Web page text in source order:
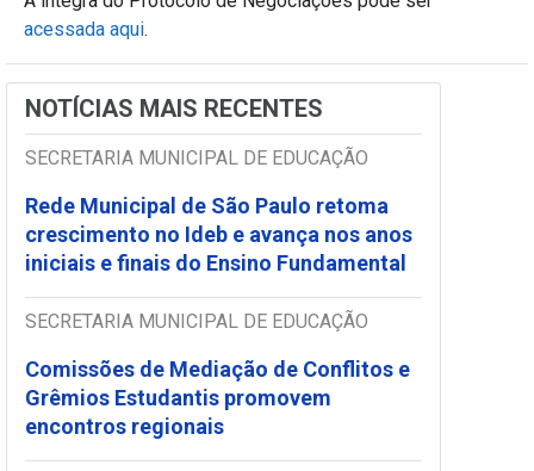
acessada aqui.
NOTÍCIAS MAIS RECENTES
SECRETARIA MUNICIPAL DE EDUCAÇÃO
Rede Municipal de São Paulo retoma
crescimento no Ideb e avança nos anos
iniciais e finais do Ensino Fundamental
SECRETARIA MUNICIPAL DE EDUCAÇÃO
Comissões de Mediação de Conflitos e
Grêmios Estudantis promovem
encontros regionais